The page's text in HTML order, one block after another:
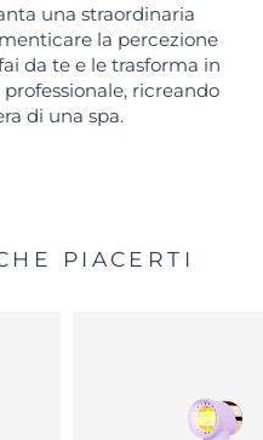
una straordinaria
la percezione
da te e le trasforma in
ricreando
di una spa.
PIACERTI